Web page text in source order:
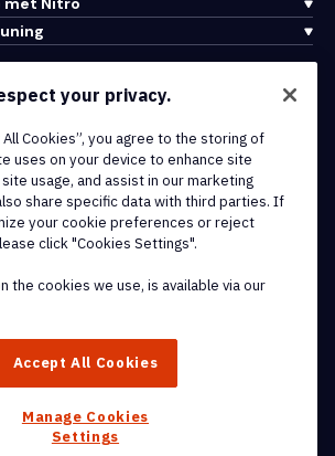
beleidsmaatregelen
Inc. Inc. Alle rechten voorbehouden.
Productivity Platform, Nitro PDF Pro, Nitro
in de Verenigde Staten en/of andere
your privacy.
Cookies”, you agree to the storing of
uses on your device to enhance site
usage, and assist in our marketing
share specific data with third parties. If
your cookie preferences or reject
click "Cookies Settings".
the cookies we use, is available via our
Accept All Cookies
Manage Cookies
Settings